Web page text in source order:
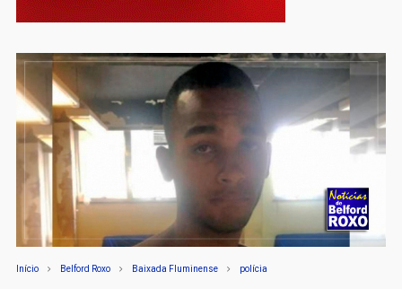
Início Belford Roxo Baixada Fluminense polícia